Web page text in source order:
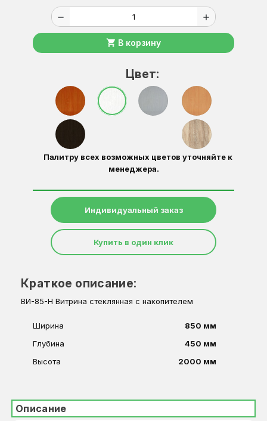
remove add
shopping_cart В корзину
Цвет:
Палитру всех возможных цветов уточняйте к
менеджера.
Индивидуальный заказ
Купить в один клик
Краткое описание:
ВИ-85-Н Витрина стеклянная с накопителем
Ширина
850 мм
Глубина
450 мм
Высота
2000 мм
Описание